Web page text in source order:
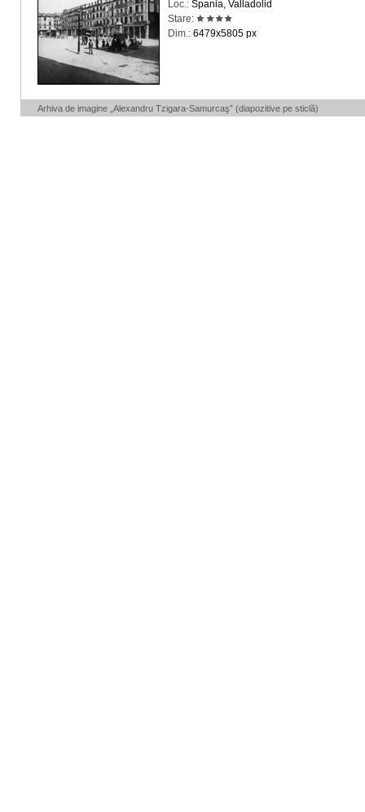
Loc.: Spania, Valladolid
Stare:
Dim.: 6479x5805 px
Arhiva de imagine „Alexandru Tzigara-Samurcaş” (diapozitive pe sticlă)